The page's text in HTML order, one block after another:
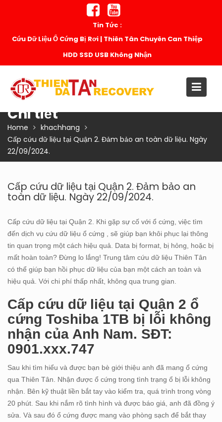
Tin Tức :
Cứu Dữ Liệu Ổ Cứng Bị Rơi | Thiên Tân Chuyên Can Thiệp
HDD SSD USB Không Nhận
Chi tiết
Home
khachhang
Cấp cứu dữ liệu tại Quận 2. Đảm bảo an toàn dữ liệu. Ngày
22/09/2024.
Cấp cứu dữ liệu tại Quận 2. Đảm bảo an
toàn dữ liệu. Ngày 22/09/2024.
Cấp cứu dữ liệu tại Quận 2. Khi gặp sự cố với ổ cứng, việc tìm
đến dịch vụ cứu dữ liệu ổ cứng , sẽ giúp bạn khôi phục lại thông
tin quan trọng một cách hiệu quả. Data bị format, bị hỏng, hoặc bị
mất hoàn toàn? Đừng lo lắng! Trung tâm cứu dữ liệu Thiên Tân
có thể giúp bạn hồi phục dữ liệu của bạn một cách an toàn và
hiệu quả. Với chi phí thấp nhất, không qua trung gian.
Cấp cứu dữ liệu tại Quận 2 ổ
cứng Toshiba 1TB bị lỗi không
nhận của Anh Nam. SĐT:
0901.xxx.747
Sau khi tìm hiểu và được bạn bè giới thiệu anh đã mang ổ cứng
qua Thiên Tân. Nhận được ổ cứng trong tình trạng ổ bị lỗi không
nhận. Bên kỹ thuật liền bắt tay vào kiểm tra, quá trình trong vòng
20 phút. Sau khi nắm rõ tình hình và được báo giá, anh đã đồng ý
sửa. Và sau đó ổ cứng được mang vào phòng sạch để bắt thay